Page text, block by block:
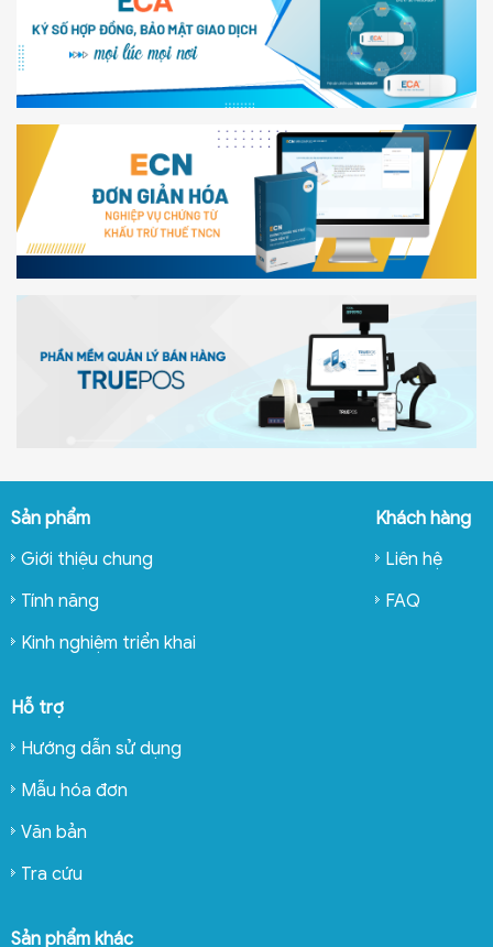
Sản phẩm
Giới thiệu chung
Tính năng
Kinh nghiệm triển khai
Khách hàng
Liên hệ
FAQ
Hỗ trợ
Hướng dẫn sử dụng
Mẫu hóa đơn
Văn bản
Tra cứu
Sản phẩm khác